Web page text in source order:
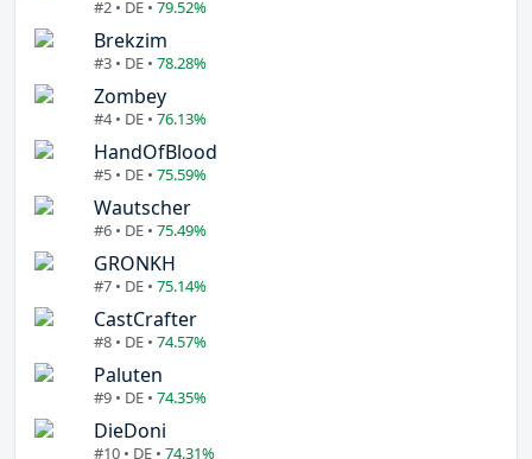
#2 • DE • 79.52%
Brekzim
#3 • DE • 78.28%
Zombey
#4 • DE • 76.13%
HandOfBlood
#5 • DE • 75.59%
Wautscher
#6 • DE • 75.49%
GRONKH
#7 • DE • 75.14%
CastCrafter
#8 • DE • 74.57%
Paluten
#9 • DE • 74.35%
DieDoni
#10 • DE • 74.31%